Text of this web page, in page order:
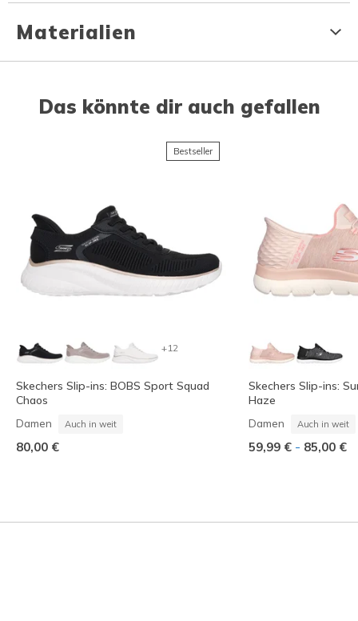
Materialien
Das könnte dir auch gefallen
Bestseller
+12
Skechers Slip-ins: BOBS Sport Squad
Chaos
Damen Auch in weit
80,00 €
Skechers Slip-ins:
Haze
Damen Auch in weit
59,99 € - 85,00 €